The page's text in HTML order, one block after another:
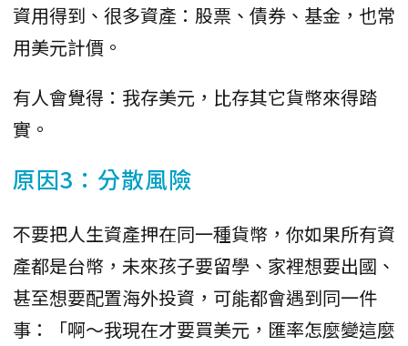
資用得到、很多資產：股票、債券、基金，也常
用美元計價。
有人會覺得：我存美元，比存其它貨幣來得踏
實。
原因3：分散風險
不要把人生資產押在同一種貨幣，你如果所有資
產都是台幣，未來孩子要留學、家裡想要出國、
甚至想要配置海外投資，可能都會遇到同一件
事：「啊～我現在才要買美元，匯率怎麼變這麼